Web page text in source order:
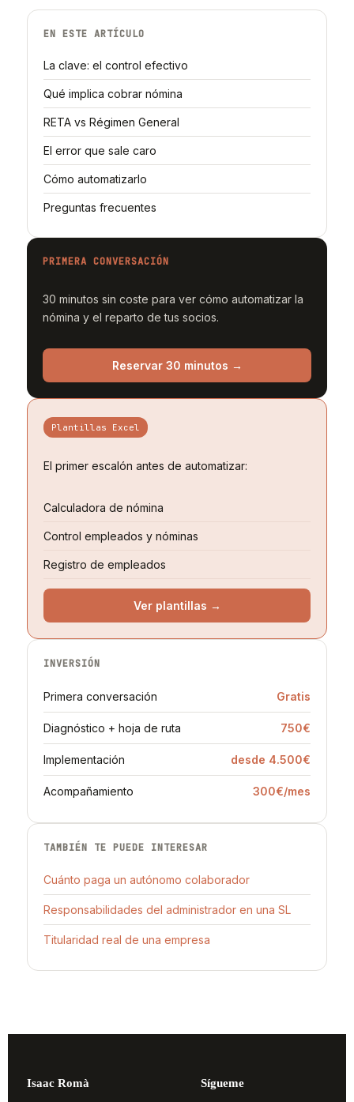
EN ESTE ARTÍCULO
La clave: el control efectivo
Qué implica cobrar nómina
RETA vs Régimen General
El error que sale caro
Cómo automatizarlo
Preguntas frecuentes
PRIMERA CONVERSACIÓN
30 minutos sin coste para ver cómo automatizar la
nómina y el reparto de tus socios.
Reservar 30 minutos →
Plantillas Excel
El primer escalón antes de automatizar:
Calculadora de nómina
Control empleados y nóminas
Registro de empleados
Ver plantillas →
INVERSIÓN
Primera conversación Gratis
Diagnóstico + hoja de ruta 750€
Implementación desde 4.500€
Acompañamiento 300€/mes
TAMBIÉN TE PUEDE INTERESAR
Cuánto paga un autónomo colaborador
Responsabilidades del administrador en una SL
Titularidad real de una empresa
Isaac Romà Sígueme